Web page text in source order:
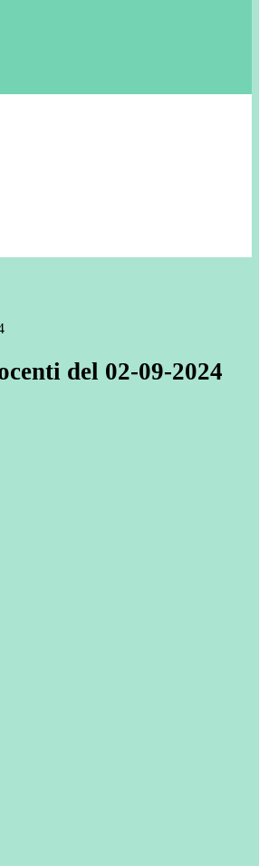
del 02-09-2024